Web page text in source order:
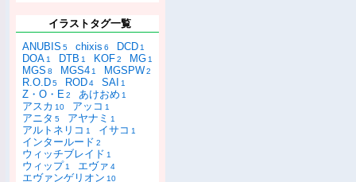
イラストタグ一覧
ANUBIS 5 chixis 6 DCD 1
DOA 1 DTB 1 KOF2 MG 1
MGS 8 MGS4 1 MGSPW2
R.O.D5 ROD4 SAI 1
Z・O・E2 あけおめ 1
アスカ 10 アッコ 1
アニタ 5 アヤナミ 1
アルトネリコ 1 イサコ 1
インタールード 2
ウィッチブレイド 1
ウィップ 1 エヴァ 4
エヴァンゲリオン 10